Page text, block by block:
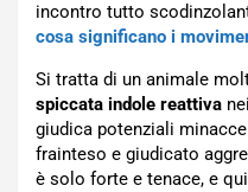
incontro tutto
cosa significano i
Si tratta di un animale
spiccata indole reattiva
giudica potenziali
frainteso e giudicato
è solo forte e tenace, e